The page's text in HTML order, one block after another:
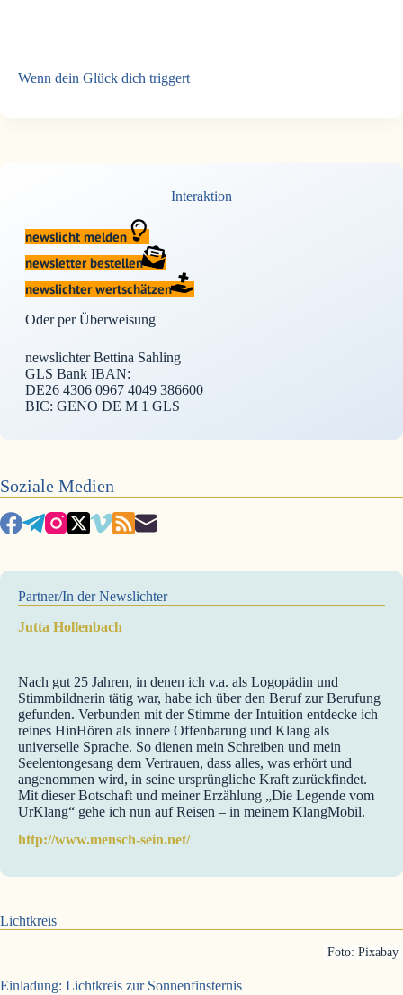
Wenn dein Glück dich triggert
Interaktion
newslicht melden
newsletter bestellen
newslichter wertschätzen
Oder per Überweisung
newslichter Bettina Sahling
GLS Bank IBAN:
DE26 4306 0967 4049 386600
BIC: GENO DE M 1 GLS
Soziale Medien
Partner/In der Newslichter
Jutta Hollenbach
Nach gut 25 Jahren, in denen ich v.a. als Logopädin und
Stimmbildnerin tätig war, habe ich über den Beruf zur Berufung
gefunden. Verbunden mit der Stimme der Intuition entdecke ich
reines HinHören als innere Offenbarung und Klang als
universelle Sprache. So dienen mein Schreiben und mein
Seelentongesang dem Vertrauen, dass alles, was erhört und
angenommen wird, in seine ursprüngliche Kraft zurückfindet.
Mit dieser Botschaft und meiner Erzählung „Die Legende vom
UrKlang“ gehe ich nun auf Reisen – in meinem KlangMobil.
http://www.mensch-sein.net/
Lichtkreis
Foto: Pixabay
Einladung: Lichtkreis zur Sonnenfinsternis